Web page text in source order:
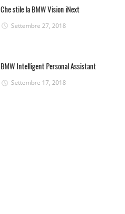
Che stile la BMW Vision iNext
Settembre 27, 2018
BMW Intelligent Personal Assistant
Settembre 17, 2018